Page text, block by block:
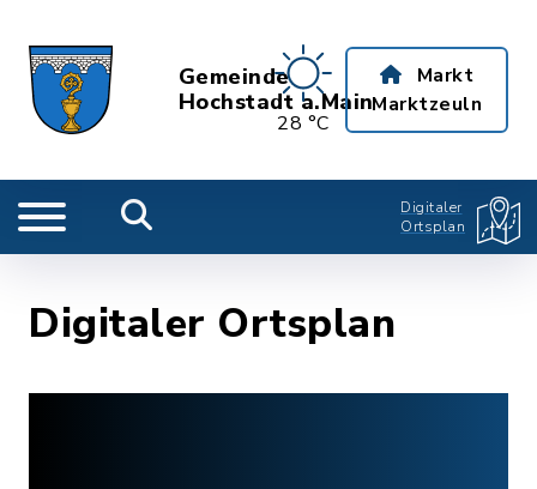
Gemeinde
Hochstadt a.Main
28 °C
Markt
Marktzeuln
Digitaler
Ortsplan
Digitaler Ortsplan